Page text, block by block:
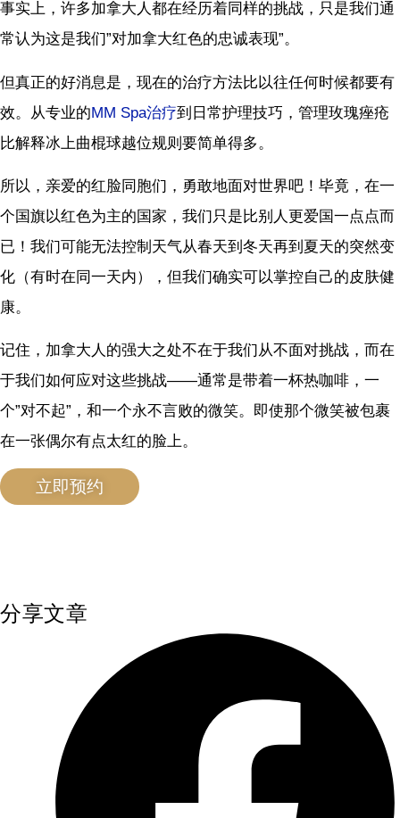
事实上，许多加拿大人都在经历着同样的挑战，只是我们通
常认为这是我们”对加拿大红色的忠诚表现”。
但真正的好消息是，现在的治疗方法比以往任何时候都要有
效。从专业的MM Spa治疗到日常护理技巧，管理玫瑰痤疮
比解释冰上曲棍球越位规则要简单得多。
所以，亲爱的红脸同胞们，勇敢地面对世界吧！毕竟，在一
个国旗以红色为主的国家，我们只是比别人更爱国一点点而
已！我们可能无法控制天气从春天到冬天再到夏天的突然变
化（有时在同一天内），但我们确实可以掌控自己的皮肤健
康。
记住，加拿大人的强大之处不在于我们从不面对挑战，而在
于我们如何应对这些挑战——通常是带着一杯热咖啡，一
个”对不起”，和一个永不言败的微笑。即使那个微笑被包裹
在一张偶尔有点太红的脸上。
立即预约
分享文章